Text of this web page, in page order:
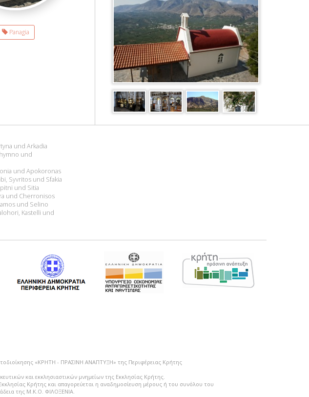
Panagia
und Arkadia
und
und Apokoronas
Syvritos und Sfakia
und Sitia
und Cherronisos
und Selino
Kastelli und
«ΚΡΗΤΗ - ΠΡΑΣΙΝΗ ΑΝΑΠΤΥΞΗ» της Περιφέρειας Κρήτης
και εκκλησιαστικών μνημείων της Εκκλησίας Κρήτης.
Κρήτης και απαγορεύεται η αναδημοσίευση μέρους ή του συνόλου του
της Μ.Κ.Ο. ΦΙΛΟΞΕΝΙΑ.